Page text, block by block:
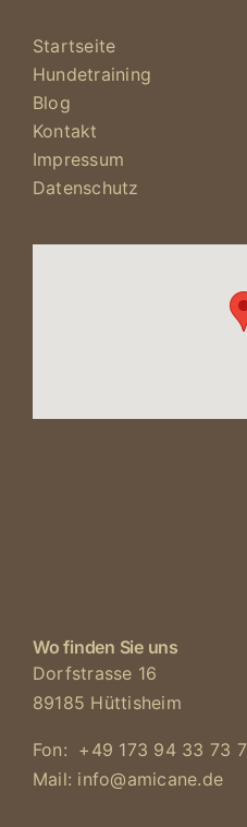
Startseite
Hundetraining
Blog
Kontakt
Impressum
Datenschutz
Wo finden Sie uns
Dorfstrasse 16
89185 Hüttisheim
Fon: +49 173 94 33 73 7
Mail: info@amicane.de